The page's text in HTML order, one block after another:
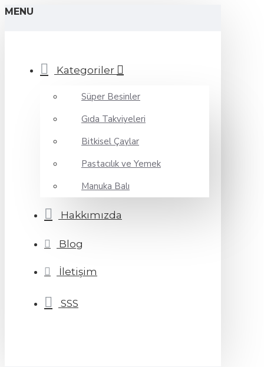
MENU
Kategoriler
Süper Besinler
Gıda Takviyeleri
Bitkisel Çaylar
Pastacılık ve Yemek
Manuka Balı
Hakkımızda
Blog
İletişim
SSS